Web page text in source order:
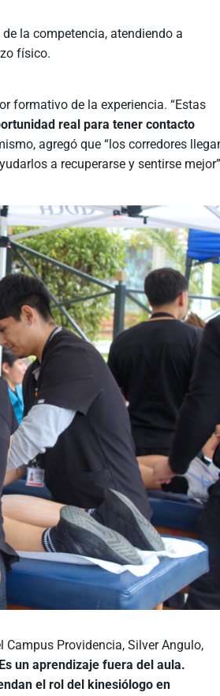
la competencia, atendiendo a
físico.
formativo de la experiencia. “Estas
real para tener contacto
agregó que “los corredores
a recuperarse y sentirse
Campus Providencia, Silver Angulo,
Es un aprendizaje fuera del aula.
el rol del kinesiólogo en